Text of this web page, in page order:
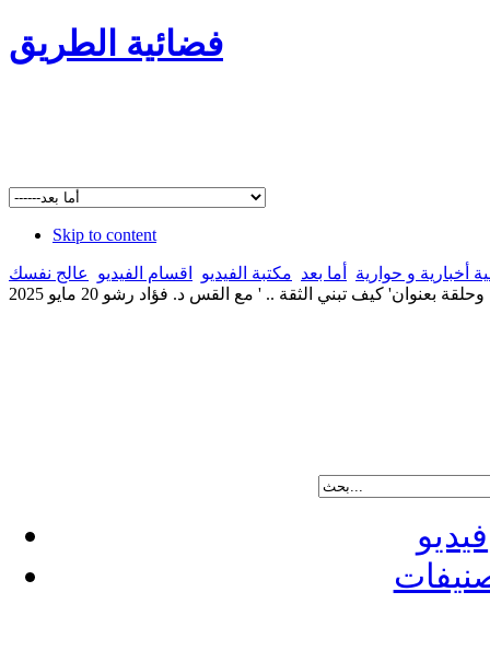
فضائية الطريق
Skip to content
أخبارية و حوارية أما بعد مكتبة الفيديو اقسام الفيديو
عالج نفسك
بعنوان' كيف تبني الثقة .. ' مع القس د. فؤاد رشو 20 مايو 2025
فيديو